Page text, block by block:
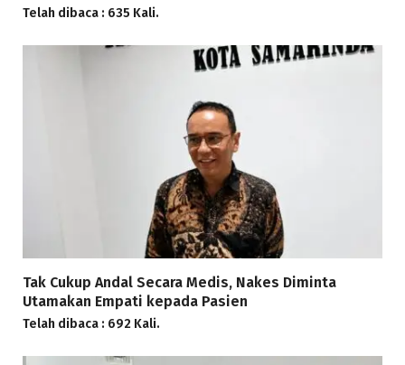
Telah dibaca : 635 Kali.
Tak Cukup Andal Secara Medis, Nakes Diminta
Utamakan Empati kepada Pasien
Telah dibaca : 692 Kali.